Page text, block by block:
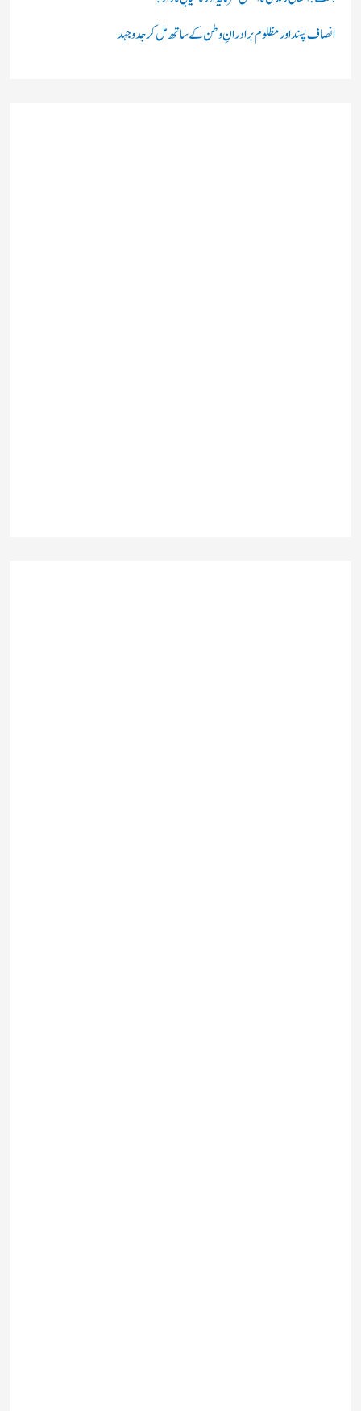
انصاف پسند اور مظلوم برادرانِ وطن کے ساتھ مل کر جدوجہد